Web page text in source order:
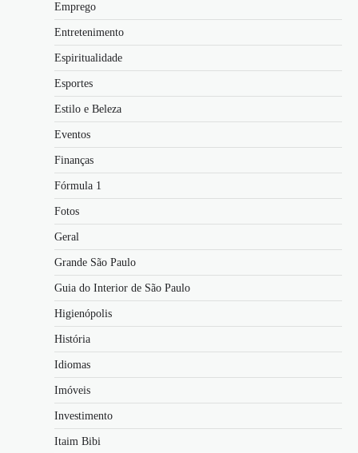
Emprego
Entretenimento
Espiritualidade
Esportes
Estilo e Beleza
Eventos
Finanças
Fórmula 1
Fotos
Geral
Grande São Paulo
Guia do Interior de São Paulo
Higienópolis
História
Idiomas
Imóveis
Investimento
Itaim Bibi